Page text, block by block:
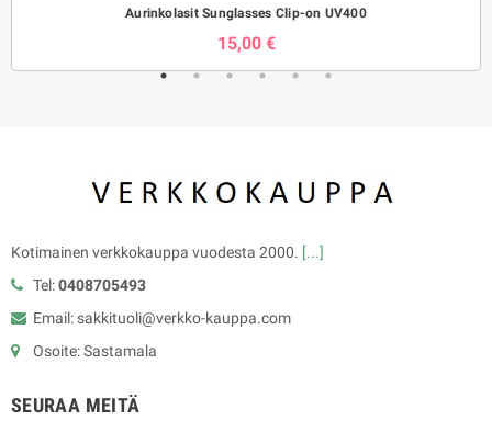
Aurinkolasit Sunglasses Clip-on UV400
15,00 €
Kotimainen verkkokauppa vuodesta 2000. [...]
Tel:0408705493
Email: sakkituoli@verkko-kauppa.com
Osoite: Sastamala
SEURAA MEITÄ